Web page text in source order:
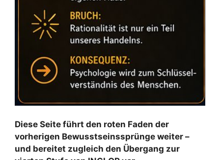
Diese Seite führt den roten Faden der
vorherigen Bewusstseinssprünge weiter –
und bereitet zugleich den Übergang zur